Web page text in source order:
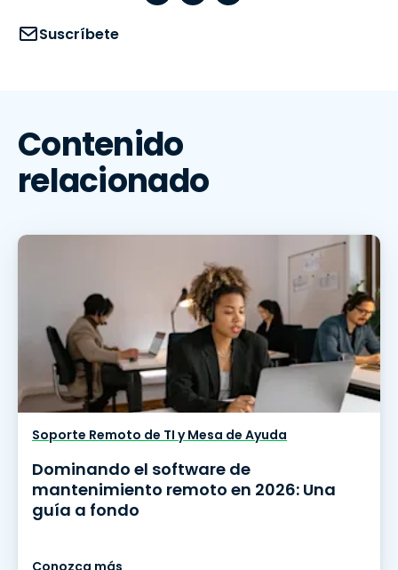
Suscríbete
Contenido
relacionado
Soporte Remoto de TI y Mesa de Ayuda
Dominando el software de
mantenimiento remoto en 2026: Una
guía a fondo